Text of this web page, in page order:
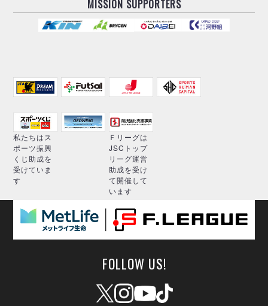
MISSION SUPPORTERS
私たちはス
ポーツ振興
くじ助成を
受けていま
す
Ｆリーグは
JSCトップ
リーグ運営
助成を受け
て開催して
います
FOLLOW US!